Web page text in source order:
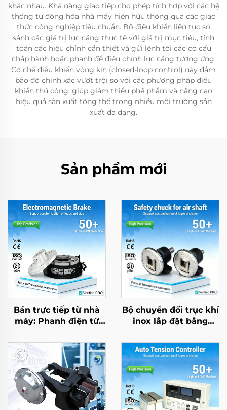
khác nhau. Khả năng giao tiếp cho phép tích hợp với các hệ
thống tự động hóa nhà máy hiện hữu thông qua các giao
thức công nghiệp tiêu chuẩn. Bộ điều khiển liên tục so
sánh các giá trị lực căng thực tế với giá trị mục tiêu, tính
toán các hiệu chỉnh cần thiết và gửi lệnh tới các cơ cấu
chấp hành hoặc phanh để điều chỉnh lực căng tương ứng.
Cơ chế điều khiển vòng kín (closed-loop control) này đảm
bảo độ chính xác vượt trội so với các phương pháp điều
khiển thủ công, giúp giảm thiểu phế phẩm và nâng cao
hiệu quả sản xuất tổng thể trong nhiều môi trường sản
xuất đa dạng.
Sản phẩm mới
Bán trực tiếp từ nhà
máy: Phanh điện từ
giảm tốc AC dùng
trong nông nghiệp và
công nghiệp, sản
phẩm mới
Bộ chuyển đổi trục khí
inox lắp đặt bằng
toàn, bạc đạn kiểu
mẫu 35